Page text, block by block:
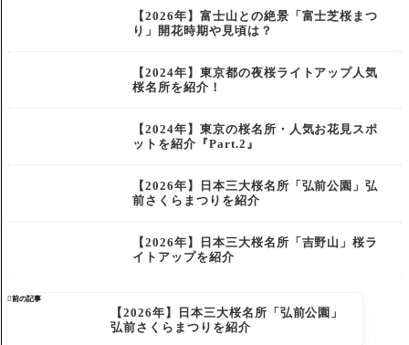
【2026年】富士山との絶景「富士芝桜まつ
り」開花時期や見頃は？
【2024年】東京都の夜桜ライトアップ人気
桜名所を紹介！
【2024年】東京の桜名所・人気お花見スポ
ットを紹介『Part.2』
【2026年】日本三大桜名所「弘前公園」弘
前さくらまつりを紹介
【2026年】日本三大桜名所「吉野山」桜ラ
イトアップを紹介
前の記事
【2026年】日本三大桜名所「弘前公園」
弘前さくらまつりを紹介